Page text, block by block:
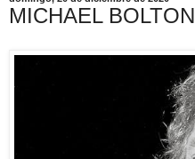
MICHAEL BOLTON